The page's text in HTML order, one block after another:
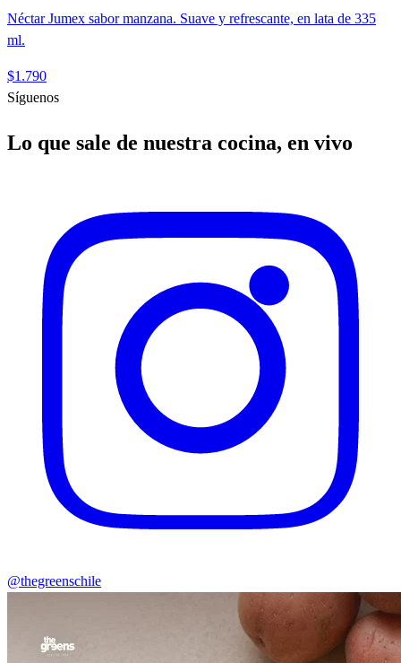
Néctar Jumex sabor manzana. Suave y refrescante, en lata de 335
ml.
$1.790
Síguenos
Lo que sale de nuestra cocina, en vivo
@thegreenschile